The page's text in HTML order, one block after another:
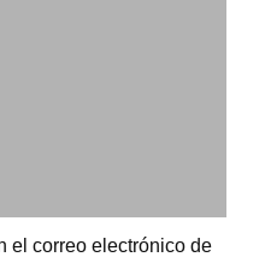
el correo electrónico de